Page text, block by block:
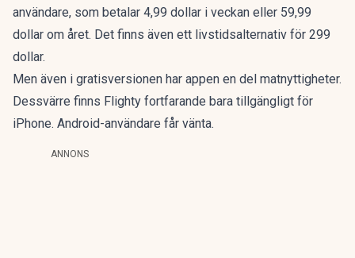
användare, som betalar 4,99 dollar i veckan eller 59,99
dollar om året. Det finns även ett livstidsalternativ för 299
dollar.
Men även i gratisversionen har appen en del matnyttigheter.
Dessvärre finns Flighty fortfarande bara tillgängligt för
iPhone. Android-användare får vänta.
ANNONS